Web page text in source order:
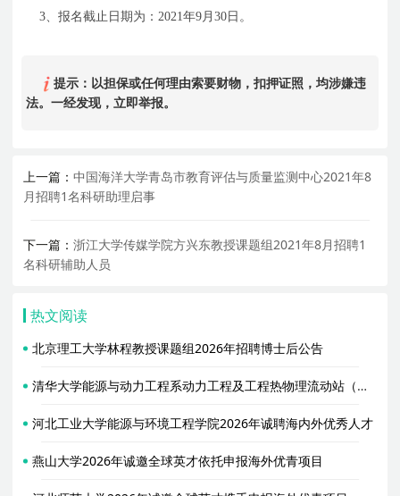
3 、报名截止日期为： 2021年9 月30日 。
提示：以担保或任何理由索要财物，扣押证照，均涉嫌违
法。一经发现，立即举报。
上一篇：中国海洋大学青岛市教育评估与质量监测中心2021年8
月招聘1名科研助理启事
下一篇：浙江大学传媒学院方兴东教授课题组2021年8月招聘1
名科研辅助人员
热文阅读
北京理工大学林程教授课题组2026年招聘博士后公告
清华大学能源与动力工程系动力工程及工程热物理流动站（合作导师胥蕊娜）2026年招聘2名博士后
河北工业大学能源与环境工程学院2026年诚聘海内外优秀人才
燕山大学2026年诚邀全球英才依托申报海外优青项目